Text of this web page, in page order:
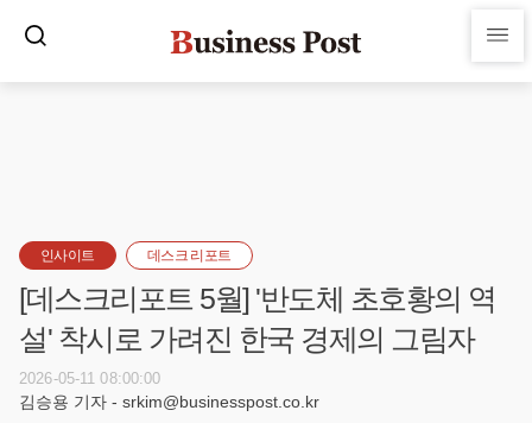
인사이트 데스크 리포트
[데스크리포트 5월] '반도체 초호황의 역
설' 착시로 가려진 한국 경제의 그림자
2026-05-11 08:00:00
김승용 기자 - srkim@businesspost.co.kr